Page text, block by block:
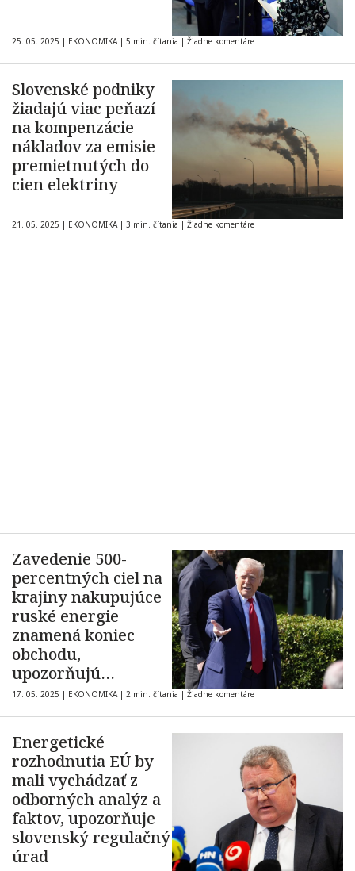
25. 05. 2025 | EKONOMIKA | 5 min. čítania | Žiadne komentáre
Slovenské podniky
žiadajú viac peňazí
na kompenzácie
nákladov za emisie
premietnutých do
cien elektriny
21. 05. 2025 | EKONOMIKA | 3 min. čítania | Žiadne komentáre
Zavedenie 500-
percentných ciel na
krajiny nakupujúce
ruské energie
znamená koniec
obchodu,
upozorňujú
slovenskí
zamestnávatelia
17. 05. 2025 | EKONOMIKA | 2 min. čítania | Žiadne komentáre
Energetické
rozhodnutia EÚ by
mali vychádzať z
odborných analýz a
faktov, upozorňuje
slovenský regulačný
úrad